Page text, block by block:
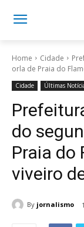
Home Cidade
orla de Praia do
Cidade Últimas
do
Praia do
viveiro
By jornalismo